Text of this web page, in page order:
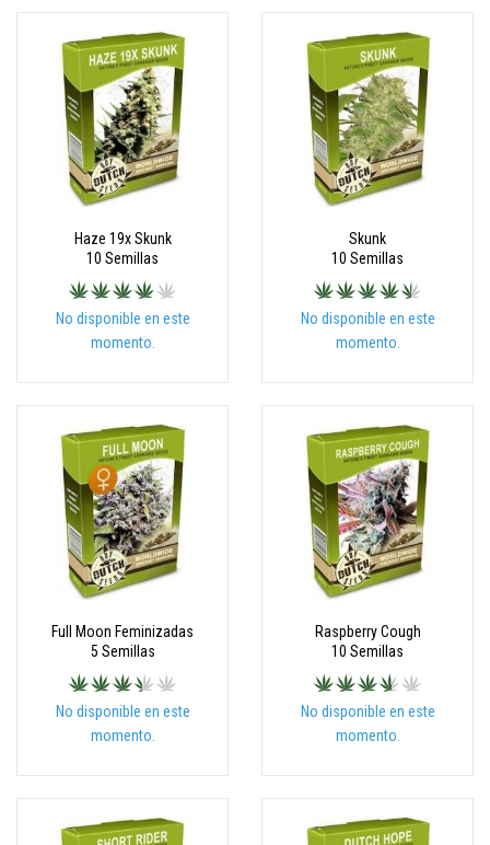
Haze 19x Skunk
10 Semillas
No disponible en este
momento.
Skunk
10 Semillas
No disponible en este
momento.
Full Moon Feminizadas
5 Semillas
No disponible en este
momento.
Raspberry Cough
10 Semillas
No disponible en este
momento.